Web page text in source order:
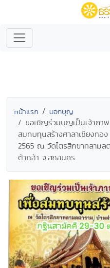
หน้าแรก บอกบุญ
ขอเชิญร่วมบุญเป็นเจ้าภา
สมทบทุนสร้างศาลาเชียงท
2565 ณ วัดไตรสิกขาทลามล
ต้ากล้า จ.สกลนคร